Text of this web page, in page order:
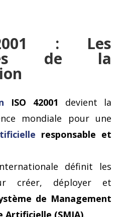
: Les
de la
ISO 42001 devient la
mondiale pour une
responsable et
définit les
créer, déployer et
de Management